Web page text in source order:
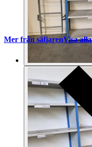
Mer från säljarenVisa alla